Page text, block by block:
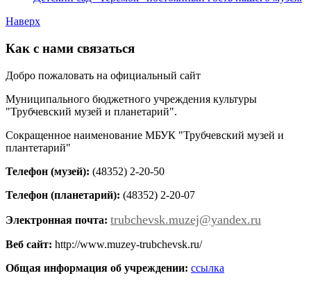
Наверх
Как с нами связаться
Добро пожаловать на официальный сайт
Муниципального бюджетного учреждения культуры
"Трубчевский музей и планетарий".
Сокращенное наименование МБУК "Трубчевский музей и
плантетарий"
Телефон (музей): (48352) 2-20-50
Телефон (планетарий): (48352) 2-20-07
Электронная почта: trubchevsk.muzej@yandex.ru
Веб сайт: http://www.muzey-trubchevsk.ru/
Общая информация об учреждении: ссылка